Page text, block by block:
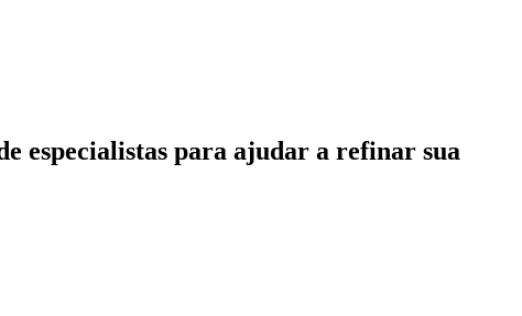
especialistas para ajudar a refinar sua